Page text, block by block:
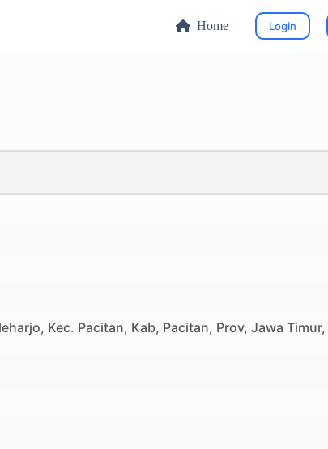
Home Login
Kec. Pacitan, Kab, Pacitan, Prov, Jawa Timur,